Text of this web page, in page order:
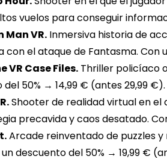
vuelos para conseguir
Man VR. Inmersiva historia de
con el ataque de Fantasma.
VR Case Files. Thriller policíaco
del 50% → 14,99 € (antes 29,99 €).
Shooter de realidad virtual en el
precavida y caos desatado.
Arcade reinventado de puzzles
descuento del 50% → 19,99 €